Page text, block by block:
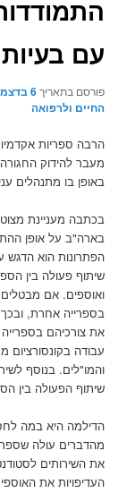
עם
פורסם בתאריך6 בדצמבר 2009
החיים ולרפואה
הרבה ספריות
מעבר להידוק
באופן בו מתנהלים
בכתבה מעניינת
בארה"ב על אופן
הפתרונות הוא הדגש
שיתוף פעולה בין
ואוספים. אם
בספרייה אחרת,
את צורכיהם
עבודה
והמו"לים. בנוסף
שיתוף הפעולה בין
הדילמה היא במה
מהדברים עולה
את השירותים
העדיפויות את